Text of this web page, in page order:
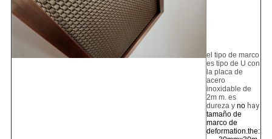
el tipo de marco
es tipo de U con
la placa de
acero
inoxidable de
2m m. es
dureza y nohay
tamaño de
marco de
deformation.the: